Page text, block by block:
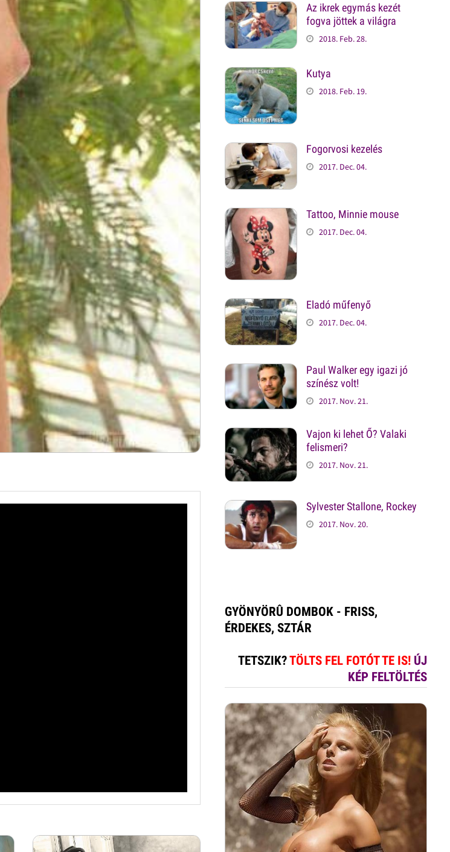
Az ikrek egymás kezét
fogva jöttek a világra
2018. Feb. 28.
Kutya
2018. Feb. 19.
Fogorvosi kezelés
2017. Dec. 04.
Tattoo, Minnie mouse
2017. Dec. 04.
Eladó műfenyő
2017. Dec. 04.
Paul Walker egy igazi jó
színész volt!
2017. Nov. 21.
Vajon ki lehet Ő? Valaki
felismeri?
2017. Nov. 21.
Sylvester Stallone, Rockey
2017. Nov. 20.
GYÖNYÖRÛ DOMBOK - FRISS,
ÉRDEKES, SZTÁR
TETSZIK?TÖLTS FEL FOTÓT TE IS! ÚJ
KÉP FELTÖLTÉS